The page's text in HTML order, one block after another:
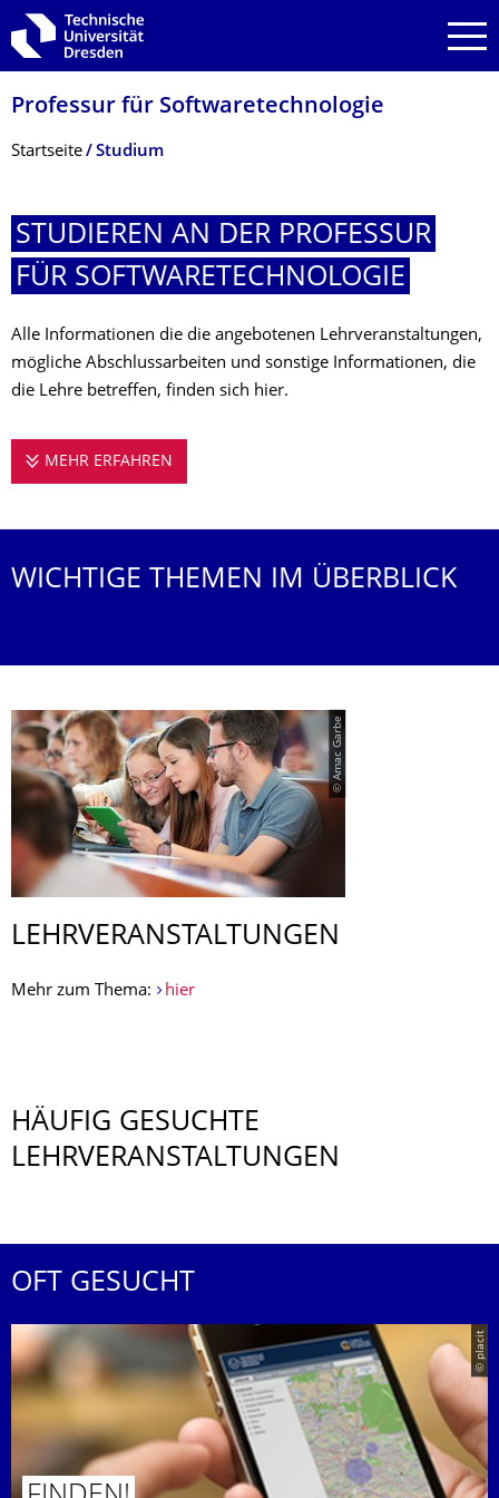
Zur Hauptnavigation springen
Zur Suche springen
Zum Inhalt springen
Professur für Softwaretechnolo­gie
Breadcrumb-Menü
Startseite Studium
STUDIEREN AN DER PROFESSUR
FÜR SOFTWARETECHNO­LOGIE
Alle Informationen die die angebotenen Lehrveranstaltungen,
mögliche Abschlussarbeiten und sonstige Informationen, die
die Lehre betreffen, finden sich hier.
MEHR ERFAHREN
WICHTIGE THEMEN IM ÜBERBLICK
© Amac Garbe
LEHRVERANSTAL­TUNGEN
Mehr zum Thema: hier
HÄUFIG GESUCHTE
LEHRVERANSTALTUNGEN
OFT GESUCHT
© placit